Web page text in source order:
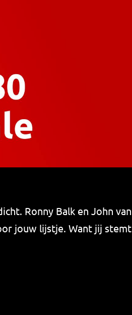
Ronny Balk en John van
jouw lijstje. Want jij stemt